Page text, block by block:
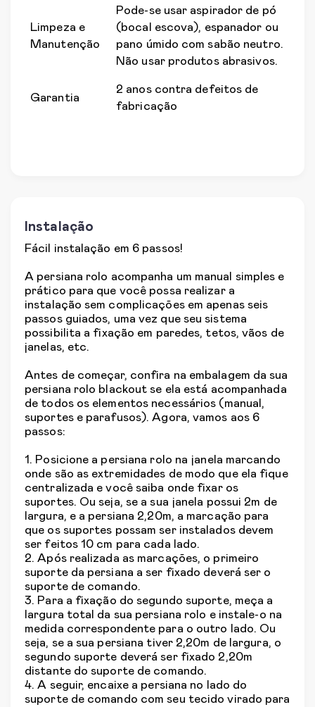
Limpeza e
Manutenção
Pode-se usar aspirador de pó
(bocal escova), espanador ou
pano úmido com sabão neutro.
Não usar produtos abrasivos.
Garantia
2 anos contra defeitos de
fabricação
Instalação
Fácil instalação em 6 passos!
A persiana rolo acompanha um manual simples e
prático para que você possa realizar a
instalação sem complicações em apenas seis
passos guiados, uma vez que seu sistema
possibilita a fixação em paredes, tetos, vãos de
janelas, etc.
Antes de começar, confira na embalagem da sua
persiana rolo blackout se ela está acompanhada
de todos os elementos necessários (manual,
suportes e parafusos). Agora, vamos aos 6
passos:
1. Posicione a persiana rolo na janela marcando
onde são as extremidades de modo que ela fique
centralizada e você saiba onde fixar os
suportes. Ou seja, se a sua janela possui 2m de
largura, e a persiana 2,20m, a marcação para
que os suportes possam ser instalados devem
ser feitos 10 cm para cada lado.
2. Após realizada as marcações, o primeiro
suporte da persiana a ser fixado deverá ser o
suporte de comando.
3. Para a fixação do segundo suporte, meça a
largura total da sua persiana rolo e instale-o na
medida correspondente para o outro lado. Ou
seja, se a sua persiana tiver 2,20m de largura, o
segundo suporte deverá ser fixado 2,20m
distante do suporte de comando.
4. A seguir, encaixe a persiana no lado do
suporte de comando com seu tecido virado para